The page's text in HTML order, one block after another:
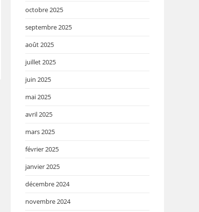
octobre 2025
septembre 2025
août 2025
juillet 2025
juin 2025
mai 2025
avril 2025
mars 2025
février 2025
janvier 2025
décembre 2024
novembre 2024